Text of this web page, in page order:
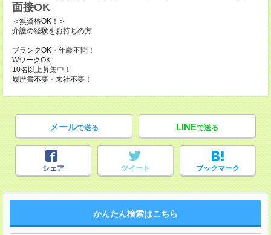
面接OK
＜無資格OK！＞
介護の経験をお持ちの方
ブランクOK・年齢不問！
WワークOK
10名以上募集中！
履歴書不要・来社不要！
メールで送る LINEで送る
シェア ツイート ブックマーク
かんたん検索はこちら